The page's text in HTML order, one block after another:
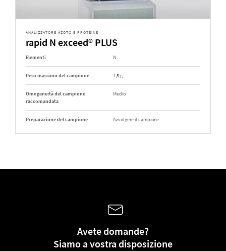
ANALIZZATORE AZOTO E PROTEINE
rapid N exceed® PLUS
Elementi N
Peso massimo del campione 1,5 g
Omogeneità del campione
raccomandata
Medio
Preparazione del campione Avvolgere il campione
Avete domande?
Siamo a vostra disposizione